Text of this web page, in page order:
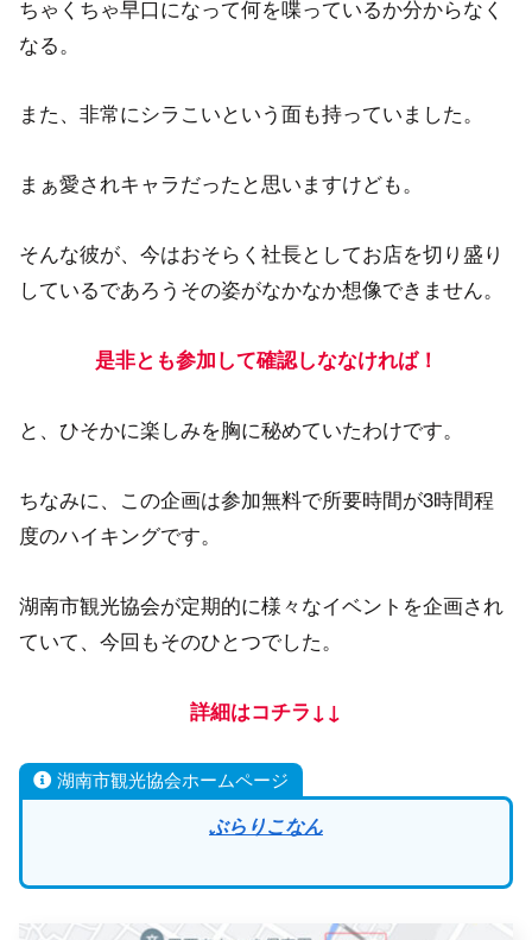
ちゃくちゃ早口になって何を喋っているか分からなく
なる。
また、非常にシラこいという面も持っていました。
まぁ愛されキャラだったと思いますけども。
そんな彼が、今はおそらく社長としてお店を切り盛り
しているであろうその姿がなかなか想像できません。
是非とも参加して確認しななければ！
と、ひそかに楽しみを胸に秘めていたわけです。
ちなみに、この企画は参加無料で所要時間が3時間程
度のハイキングです。
湖南市観光協会が定期的に様々なイベントを企画され
ていて、今回もそのひとつでした。
詳細はコチラ↓↓
湖南市観光協会ホームページ
ぶらりこなん